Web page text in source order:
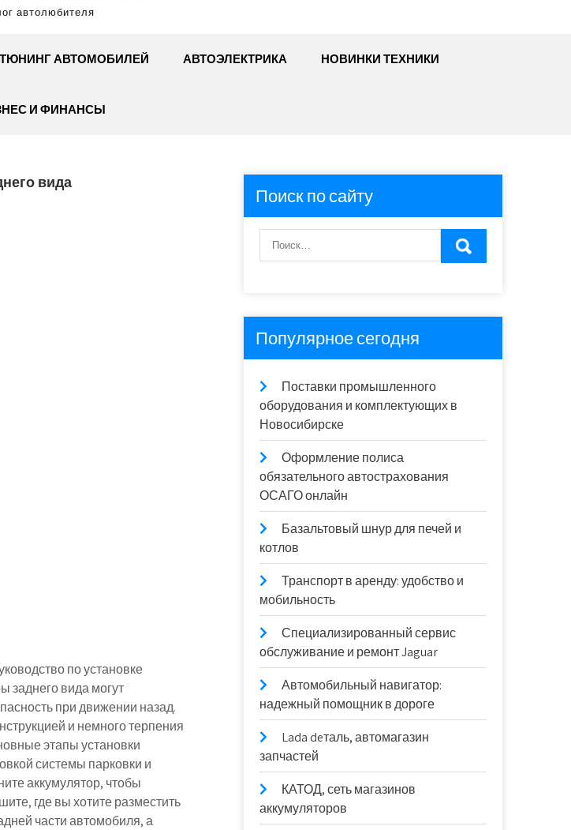
автолюбителя
ТЮНИНГ АВТОМОБИЛЕЙ АВТОЭЛЕКТРИКА НОВИНКИ ТЕХНИКИ
И ФИНАНСЫ
вида
по установке
заднего вида могут
при движении назад.
и немного терпения
этапы установки
системы парковки и
аккумулятор, чтобы
где вы хотите разместить
части автомобиля, а
Поиск по сайту
Популярное сегодня
Поставки промышленного
оборудования и комплектующих в
Новосибирске
Оформление полиса
обязательного автострахования
ОСАГО онлайн
Базальтовый шнур для печей и
котлов
Транспорт в аренду: удобство и
мобильность
Специализированный сервис
обслуживание и ремонт Jaguar
Автомобильный навигатор:
надежный помощник в дороге
Lada deталь, автомагазин
запчастей
КАТОД, сеть магазинов
аккумуляторов